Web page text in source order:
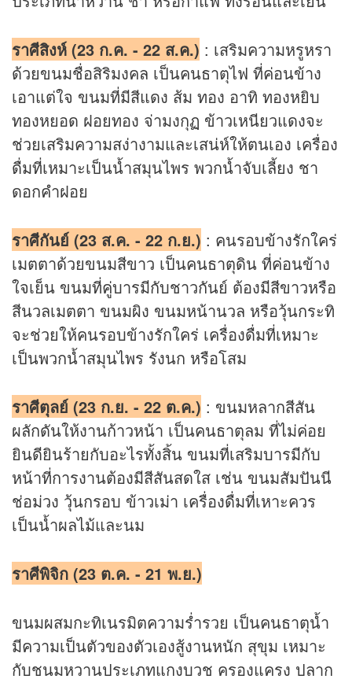
ราศีสิงห์ (23 ก.ค. - 22 ส.ค.) : เสริมความหรูหรา
ด้วยขนมชื่อสิริมงคล เป็นคนธาตุไฟ ที่ค่อนข้าง
เอาแต่ใจ ขนมที่มีสีแดง ส้ม ทอง อาทิ ทองหยิบ
ทองหยอด ฝอยทอง จ่ามงกุฏ ข้าวเหนียวแดงจะ
ช่วยเสริมความสง่างามและเสน่ห์ให้ตนเอง เครื่อง
ดื่มที่เหมาะเป็นน้ำสมุนไพร พวกน้ำจับเลี้ยง ชา
ดอกคำฝอย
ราศีกันย์ (23 ส.ค. - 22 ก.ย.) : คนรอบข้างรักใคร่
เมตตาด้วยขนมสีขาว เป็นคนธาตุดิน ที่ค่อนข้าง
ใจเย็น ขนมที่คู่บารมีกับชาวกันย์ ต้องมีสีขาวหรือ
สีนวลเมตตา ขนมผิง ขนมหน้านวล หรือวุ้นกระทิ
จะช่วยให้คนรอบข้างรักใคร่ เครื่องดื่มที่เหมาะ
เป็นพวกน้ำสมุนไพร รังนก หรือโสม
ราศีตุลย์ (23 ก.ย. - 22 ต.ค.) : ขนมหลากสีสัน
ผลักดันให้งานก้าวหน้า เป็นคนธาตุลม ที่ไม่ค่อย
ยินดียินร้ายกับอะไรทั้งสิ้น ขนมที่เสริมบารมีกับ
หน้าที่การงานต้องมีสีสันสดใส เช่น ขนมสัมปันนี
ช่อม่วง วุ้นกรอบ ข้าวเม่า เครื่องดื่มที่เหาะควร
เป็นน้ำผลไม้และนม
ราศีพิจิก (23 ต.ค. - 21 พ.ย.)
ขนมผสมกะทิเนรมิตความร่ำรวย เป็นคนธาตุน้ำ
มีความเป็นตัวของตัวเองสู้งานหนัก สุขุม เหมาะ
กับชนมหวานประเภทแกงบวช ครองแครง ปลาก